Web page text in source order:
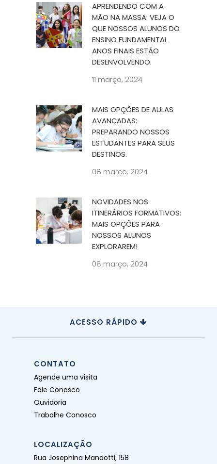
APRENDENDO COM A
MÃO NA MASSA: VEJA O
QUE NOSSOS ALUNOS DO
ENSINO FUNDAMENTAL
ANOS FINAIS ESTÃO
DESENVOLVENDO.
11 março, 2024
MAIS OPÇÕES DE AULAS
AVANÇADAS:
PREPARANDO NOSSOS
ESTUDANTES PARA SEUS
DESTINOS.
08 março, 2024
NOVIDADES NOS
ITINERÁRIOS FORMATIVOS:
MAIS OPÇÕES PARA
NOSSOS ALUNOS
EXPLORAREM!
08 março, 2024
ACESSO RÁPIDO
CONTATO
Agende uma visita
Fale Conosco
Ouvidoria
Trabalhe Conosco
LOCALIZAÇÃO
Rua Josephina Mandotti, 158